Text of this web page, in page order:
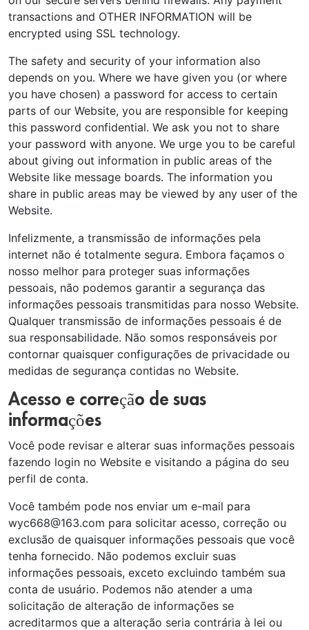
transactions and OTHER INFORMATION will be
encrypted using SSL technology.
The safety and security of your information also
depends on you. Where we have given you (or where
you have chosen) a password for access to certain
parts of our Website, you are responsible for keeping
this password confidential. We ask you not to share
your password with anyone. We urge you to be careful
about giving out information in public areas of the
Website like message boards. The information you
share in public areas may be viewed by any user of the
Website.
Infelizmente, a transmissão de informações pela
internet não é totalmente segura. Embora façamos o
nosso melhor para proteger suas informações
pessoais, não podemos garantir a segurança das
informações pessoais transmitidas para nosso Website.
Qualquer transmissão de informações pessoais é de
sua responsabilidade. Não somos responsáveis por
contornar quaisquer configurações de privacidade ou
medidas de segurança contidas no Website.
Acesso e correção de suas
informações
Você pode revisar e alterar suas informações pessoais
fazendo login no Website e visitando a página do seu
perfil de conta.
Você também pode nos enviar um e-mail para
wyc668@163.com para solicitar acesso, correção ou
exclusão de quaisquer informações pessoais que você
tenha fornecido. Não podemos excluir suas
informações pessoais, exceto excluindo também sua
conta de usuário. Podemos não atender a uma
solicitação de alteração de informações se
acreditarmos que a alteração seria contrária à lei ou